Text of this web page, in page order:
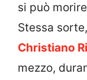
si può
Stessa
Christiano
mezzo,